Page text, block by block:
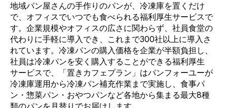
地域パン屋さんの手作りのパンが、冷凍庫を置くだけ
で、オフィスでいつでも食べられる福利厚生サービスで
す。企業規模やオフィスの広さに関わらず、社員食堂の
代わりに手軽に導入でき、これまで300社以上に導入さ
れています。冷凍パンの購入価格を企業が半額負担し、
社員は冷凍パンを安く購入することができる福利厚生
サービスで、「置きカフェプラン」はパンフォーユーが
冷凍庫運用から冷凍パン補充作業まで実施し、食事パ
ン・惣菜パン・おやつパンなど各地から集まる最大8種